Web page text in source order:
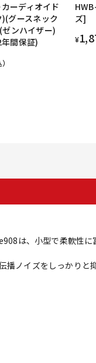
ーディオイド
グースネック
ンハイザー)
間保証)
ズ]
¥
は、小型で柔軟性に
ノイズをしっかりと抑